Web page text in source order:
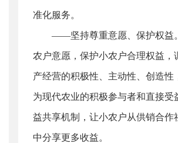
准化服务。
——坚持尊重意愿、保护权益
农户意愿，保护小农户合理权益，
产经营的积极性、主动性、创造性
为现代农业的积极参与者和直接受
益共享机制，让小农户从供销合作
中分享更多收益。